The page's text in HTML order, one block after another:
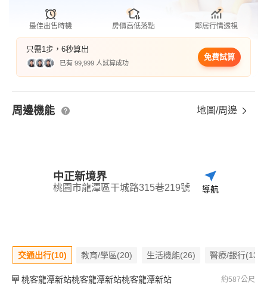
最佳出售時機 房價高低落點 鄰居行情透視
只需1步，6秒算出
已有 99,999 人試算成功
免費試算
周邊機能 地圖/周邊
中正新境界
桃園市龍潭區干城路315巷219號 導航
交通出行(10) 教育/學區(20) 生活機能(26) 醫療/銀行(13)
桃客龍潭新站桃客龍潭新站桃客龍潭新站 約587公尺